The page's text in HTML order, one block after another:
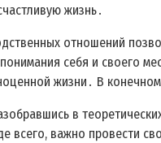
жизнь․
отношений
себя и своего
жизни․ В
в
всего, важно провести